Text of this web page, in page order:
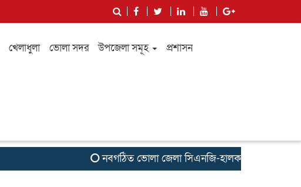
খেলাধুলা ভোলা সদর উপজেলা সমূহ
প্রশাসন
নবগঠিত ভোলা জেলা সিএনজি-হালকাযান পরিবহন শ্রমিক